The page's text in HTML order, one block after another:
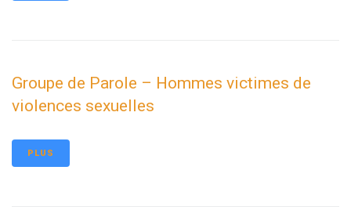
Groupe de Parole – Hommes victimes de
violences sexuelles
PLUS